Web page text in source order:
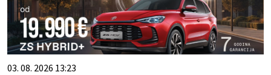
03. 08. 2026 13:23